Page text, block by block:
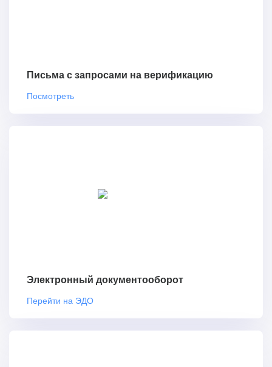
Письма с запросами на верификацию
Посмотреть
Электронный документооборот
Перейти на ЭДО